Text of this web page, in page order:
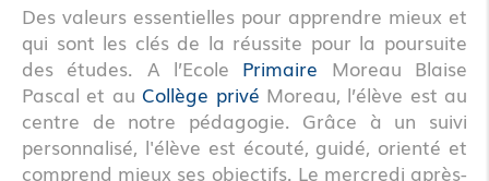
Des valeurs essentielles pour apprendre mieux et
qui sont les clés de la réussite pour la poursuite
des études. A l’Ecole Primaire Moreau Blaise
Pascal et au Collège privé Moreau, l’élève est au
centre de notre pédagogie. Grâce à un suivi
personnalisé, l'élève est écouté, guidé, orienté et
comprend mieux ses objectifs. Le mercredi après-